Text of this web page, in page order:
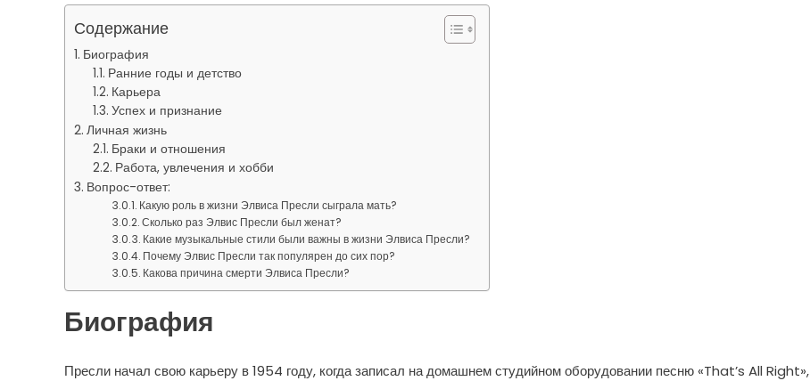
Содержание
Биография
Ранние годы и детство
Карьера
Успех и признание
Личная жизнь
Браки и отношения
Работа, увлечения и хобби
Вопрос-ответ:
Какую роль в жизни Элвиса Пресли сыграла мать?
Сколько раз Элвис Пресли был женат?
Какие музыкальные стили были важны в жизни Элвиса Пресли?
Почему Элвис Пресли так популярен до сих пор?
Какова причина смерти Элвиса Пресли?
Биография
Пресли начал свою карьеру в 1954 году, когда записал на домашнем студийном оборудовании песню «That’s All Right»,